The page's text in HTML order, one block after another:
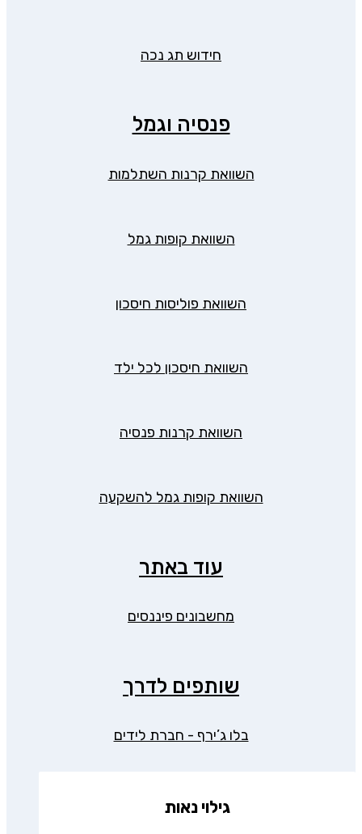
חידוש תג נכה
פנסיה וגמל
השוואת קרנות השתלמות
השוואת קופות גמל
השוואת פוליסות חיסכון
השוואת חיסכון לכל ילד
השוואת קרנות פנסיה
השוואת קופות גמל להשקעה
עוד באתר
מחשבונים פיננסים
שותפים לדרך
בלו ג’ירף - חברת לידים
גילוי נאות